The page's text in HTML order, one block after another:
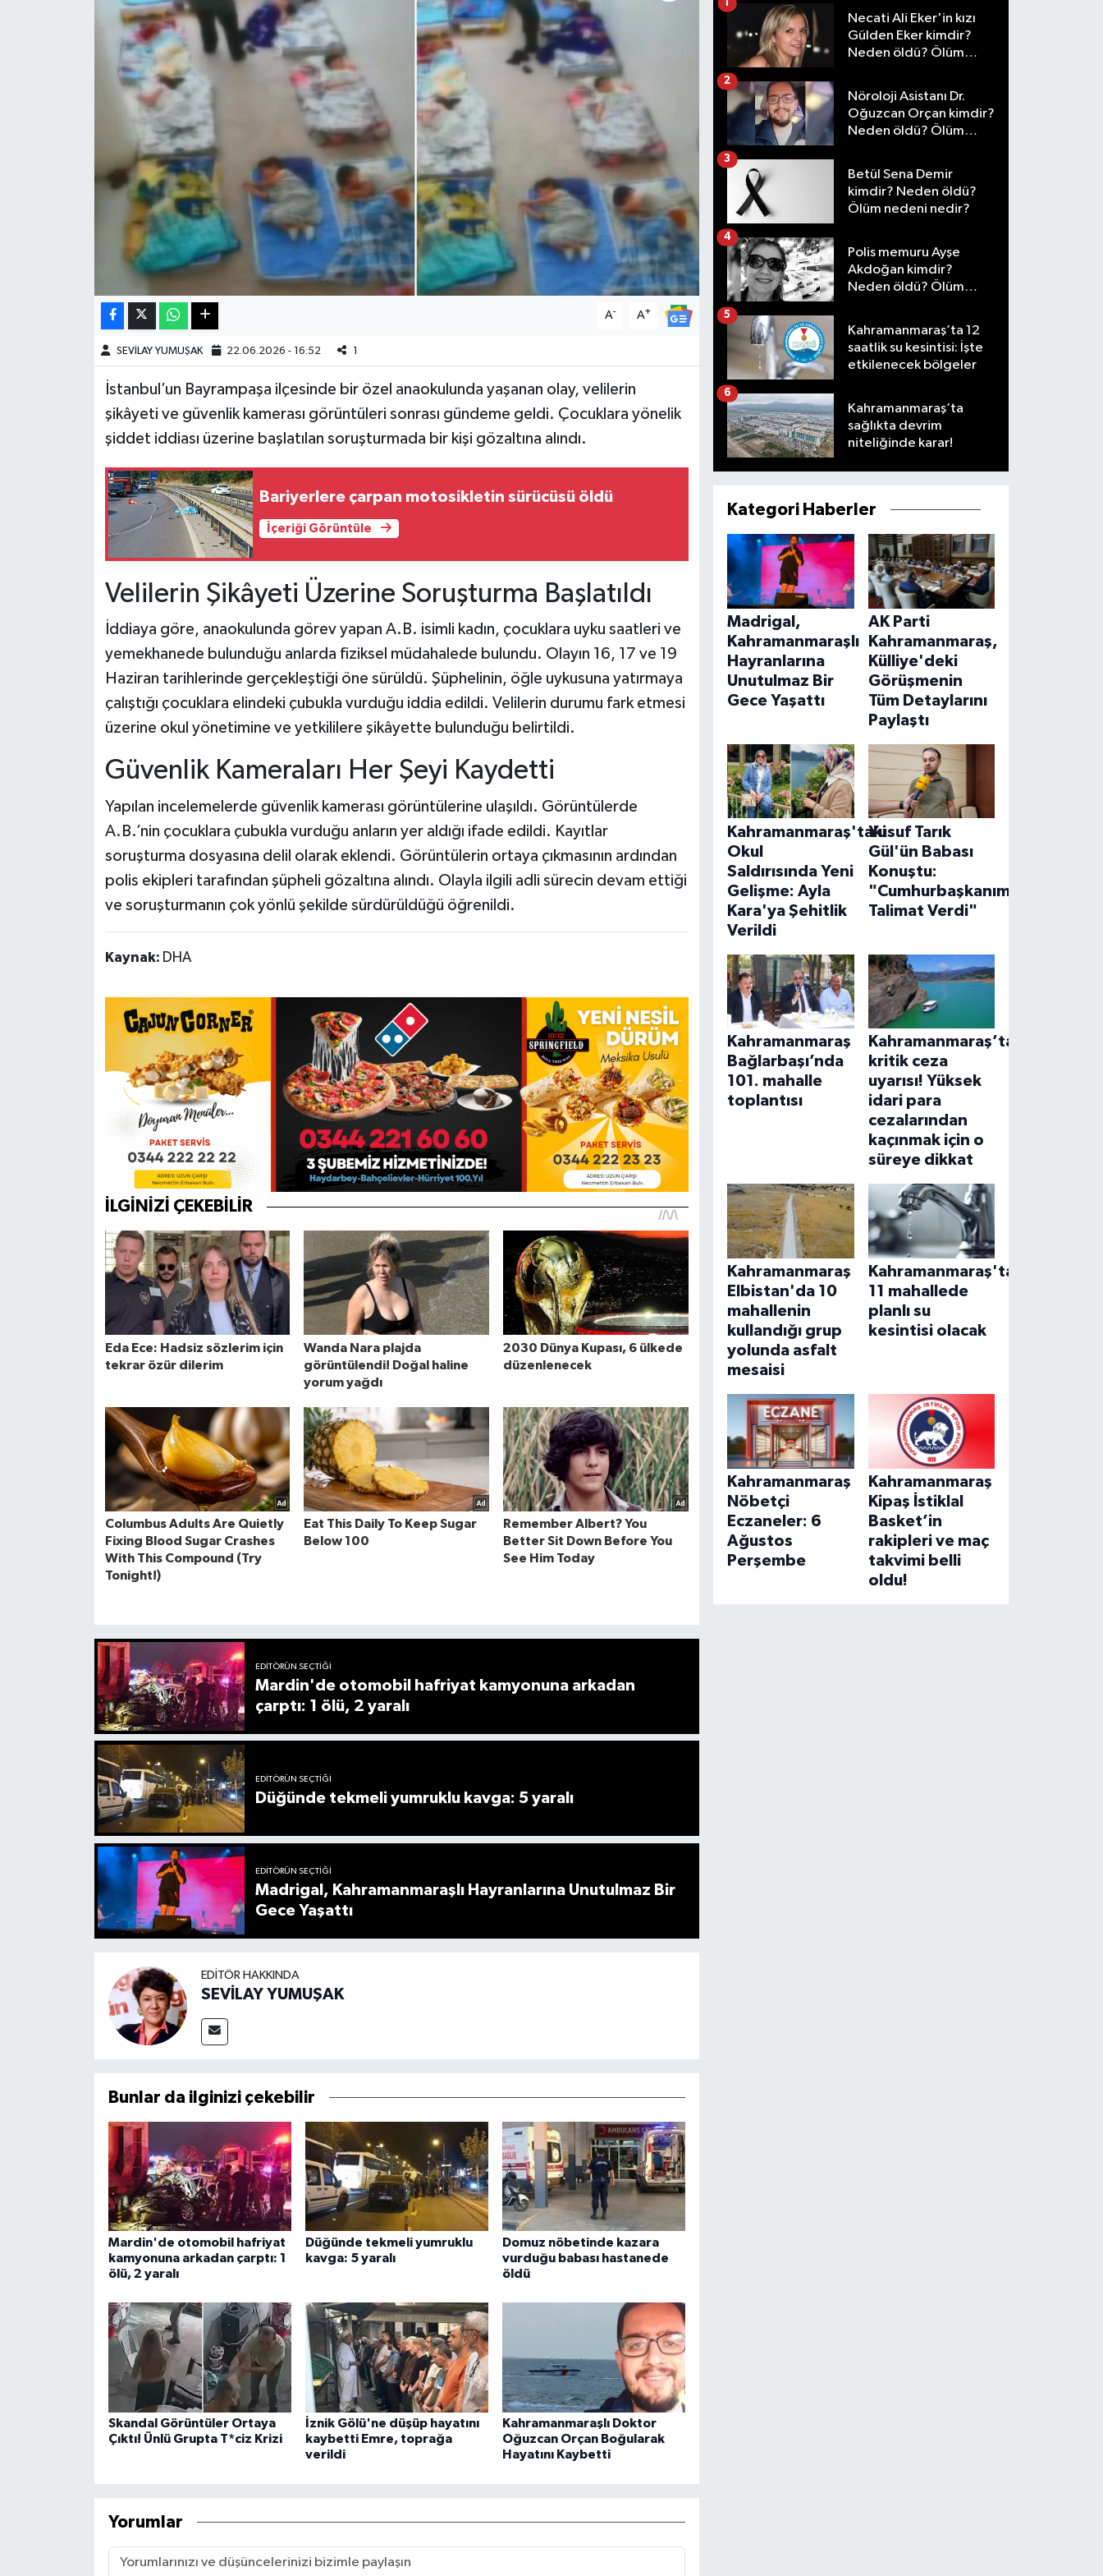
A- A+
SEVİLAY YUMUŞAK 22.06.2026 - 16:52 1
İstanbul’un Bayrampaşa ilçesinde bir özel anaokulunda yaşanan olay, velilerin
şikâyeti ve güvenlik kamerası görüntüleri sonrası gündeme geldi. Çocuklara yönelik
şiddet iddiası üzerine başlatılan soruşturmada bir kişi gözaltına alındı.
Bariyerlere çarpan motosikletin sürücüsü öldü
İçeriği Görüntüle
Velilerin Şikâyeti Üzerine Soruşturma Başlatıldı
İddiaya göre, anaokulunda görev yapan A.B. isimli kadın, çocuklara uyku saatleri ve
yemekhanede bulunduğu anlarda fiziksel müdahalede bulundu. Olayın 16, 17 ve 19
Haziran tarihlerinde gerçekleştiği öne sürüldü. Şüphelinin, öğle uykusuna yatırmaya
çalıştığı çocuklara elindeki çubukla vurduğu iddia edildi. Velilerin durumu fark etmesi
üzerine okul yönetimine ve yetkililere şikâyette bulunduğu belirtildi.
Güvenlik Kameraları Her Şeyi Kaydetti
Yapılan incelemelerde güvenlik kamerası görüntülerine ulaşıldı. Görüntülerde
A.B.’nin çocuklara çubukla vurduğu anların yer aldığı ifade edildi. Kayıtlar
soruşturma dosyasına delil olarak eklendi. Görüntülerin ortaya çıkmasının ardından
polis ekipleri tarafından şüpheli gözaltına alındı. Olayla ilgili adli sürecin devam ettiği
ve soruşturmanın çok yönlü şekilde sürdürüldüğü öğrenildi.
Kaynak: DHA
EDITÖRÜN SEÇTIĞI
Mardin'de otomobil hafriyat kamyonuna arkadan
çarptı: 1 ölü, 2 yaralı
EDITÖRÜN SEÇTIĞI
Düğünde tekmeli yumruklu kavga: 5 yaralı
EDITÖRÜN SEÇTIĞI
Madrigal, Kahramanmaraşlı Hayranlarına Unutulmaz Bir
Gece Yaşattı
EDITÖR HAKKINDA
SEVİLAY YUMUŞAK
Bunlar da ilginizi çekebilir
Mardin'de otomobil hafriyat
kamyonuna arkadan çarptı: 1
ölü, 2 yaralı
Düğünde tekmeli yumruklu
kavga: 5 yaralı
Domuz nöbetinde kazara
vurduğu babası hastanede
öldü
Skandal Görüntüler Ortaya
Çıktı! Ünlü Grupta T*ciz Krizi
İznik Gölü'ne düşüp hayatını
kaybetti Emre, toprağa
verildi
Kahramanmaraşlı Doktor
Oğuzcan Orçan Boğularak
Hayatını Kaybetti
Yorumlar
Necati Ali Eker'in kızı
Gülden Eker kimdir?
Neden öldü? Ölüm
1
Nöroloji Asistanı Dr.
Oğuzcan Orçan kimdir?
Neden öldü? Ölüm
2
Betül Sena Demir
kimdir? Neden öldü?
Ölüm nedeni nedir?
3
Polis memuru Ayşe
Akdoğan kimdir?
Neden öldü? Ölüm
4
Kahramanmaraş’ta 12
saatlik su kesintisi: İşte
etkilenecek bölgeler
5
Kahramanmaraş’ta
sağlıkta devrim
niteliğinde karar!
6
Kategori Haberler
Madrigal,
Kahramanmaraşlı
Hayranlarına
Unutulmaz Bir
Gece Yaşattı
AK Parti
Kahramanmaraş,
Külliye'deki
Görüşmenin
Tüm Detaylarını
Paylaştı
Kahramanmaraş'taki
Okul
Saldırısında Yeni
Gelişme: Ayla
Kara'ya Şehitlik
Verildi
Yusuf Tarık
Gül'ün Babası
Konuştu:
"Cumhurbaşkanımız
Talimat Verdi"
Kahramanmaraş
Bağlarbaşı’nda
101. mahalle
toplantısı
Kahramanmaraş’ta
kritik ceza
uyarısı! Yüksek
idari para
cezalarından
kaçınmak için o
süreye dikkat
Kahramanmaraş
Elbistan'da 10
mahallenin
kullandığı grup
yolunda asfalt
mesaisi
Kahramanmaraş'ta
11 mahallede
planlı su
kesintisi olacak
Kahramanmaraş
Nöbetçi
Eczaneler: 6
Ağustos
Perşembe
Kahramanmaraş
Kipaş İstiklal
Basket’in
rakipleri ve maç
takvimi belli
oldu!
Haberde İnsan
Kültür Sanat
Manşetler
SürManşet
KAHRAMANMARAŞ